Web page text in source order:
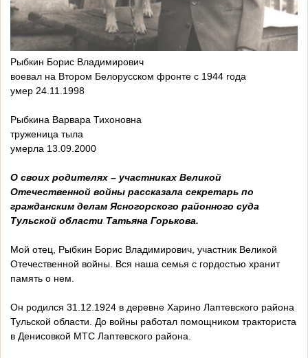
Рыбкин Борис Владимирович
воевал на Втором Белорусском фронте с 1944 года
умер 24.11.1998
Рыбкина Варвара Тихоновна
труженица тыла
умерла 13.09.2000
О своих родителях – участниках Великой
Отечественной войны рассказала секретарь по
гражданским делам Ясногорского районного суда
Тульской области Татьяна Горькова.
Мой отец, Рыбкин Борис Владимирович, участник Великой
Отечественной войны. Вся наша семья с гордостью хранит
память о нем.
Он родился 31.12.1924 в деревне Харино Лаптевского района
Тульской области. До войны работал помощником тракториста
в Денисовкой МТС Лаптевского района.